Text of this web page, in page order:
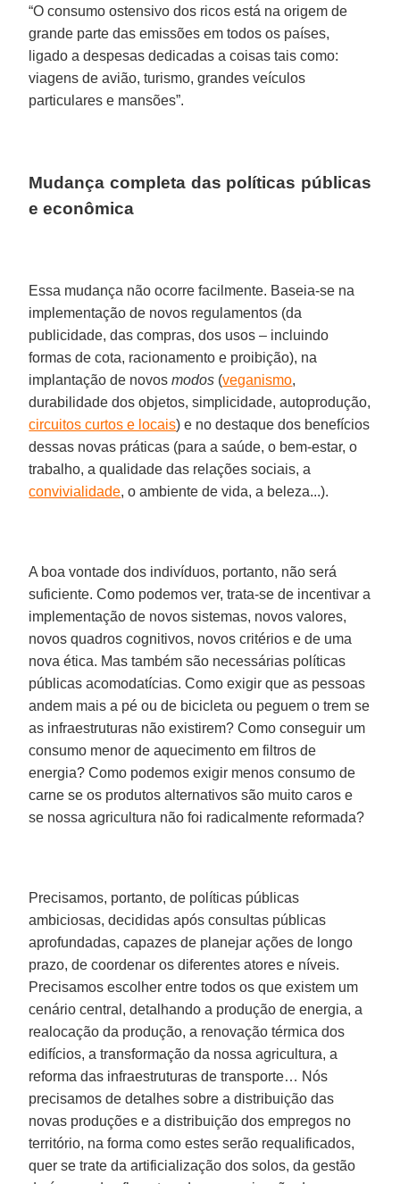
“O consumo ostensivo dos ricos está na origem de
grande parte das emissões em todos os países,
ligado a despesas dedicadas a coisas tais como:
viagens de avião, turismo, grandes veículos
particulares e mansões”.
Mudança completa das políticas públicas
e econômica
Essa mudança não ocorre facilmente. Baseia-se na
implementação de novos regulamentos (da
publicidade, das compras, dos usos – incluindo
formas de cota, racionamento e proibição), na
implantação de novosmodos (veganismo,
durabilidade dos objetos, simplicidade, autoprodução,
circuitos curtos e locais) e no destaque dos benefícios
dessas novas práticas (para a saúde, o bem-estar, o
trabalho, a qualidade das relações sociais, a
convivialidade, o ambiente de vida, a beleza...).
A boa vontade dos indivíduos, portanto, não será
suficiente. Como podemos ver, trata-se de incentivar a
implementação de novos sistemas, novos valores,
novos quadros cognitivos, novos critérios e de uma
nova ética. Mas também são necessárias políticas
públicas acomodatícias. Como exigir que as pessoas
andem mais a pé ou de bicicleta ou peguem o trem se
as infraestruturas não existirem? Como conseguir um
consumo menor de aquecimento em filtros de
energia? Como podemos exigir menos consumo de
carne se os produtos alternativos são muito caros e
se nossa agricultura não foi radicalmente reformada?
Precisamos, portanto, de políticas públicas
ambiciosas, decididas após consultas públicas
aprofundadas, capazes de planejar ações de longo
prazo, de coordenar os diferentes atores e níveis.
Precisamos escolher entre todos os que existem um
cenário central, detalhando a produção de energia, a
realocação da produção, a renovação térmica dos
edifícios, a transformação da nossa agricultura, a
reforma das infraestruturas de transporte… Nós
precisamos de detalhes sobre a distribuição das
novas produções e a distribuição dos empregos no
território, na forma como estes serão requalificados,
quer se trate da artificialização dos solos, da gestão